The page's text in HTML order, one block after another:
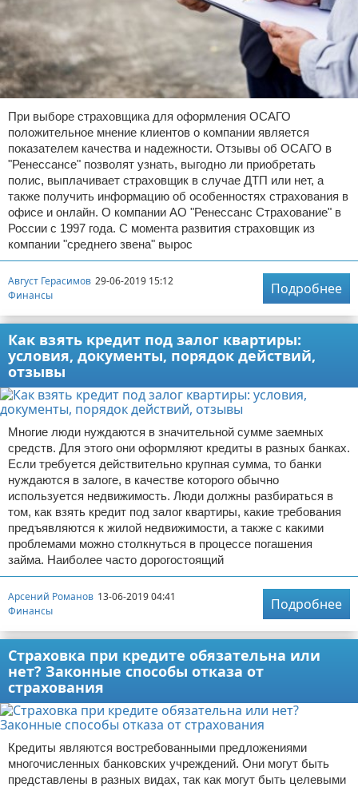
При выборе страховщика для оформления ОСАГО
положительное мнение клиентов о компании является
показателем качества и надежности. Отзывы об ОСАГО в
"Ренессансе" позволят узнать, выгодно ли приобретать
полис, выплачивает страховщик в случае ДТП или нет, а
также получить информацию об особенностях страхования в
офисе и онлайн. О компании АО "Ренессанс Страхование" в
России с 1997 года. С момента развития страховщик из
компании "среднего звена" вырос
Август Герасимов 29-06-2019 15:12
Финансы
Подробнее
Как взять кредит под залог квартиры:
условия, документы, порядок действий,
отзывы
Многие люди нуждаются в значительной сумме заемных
средств. Для этого они оформляют кредиты в разных банках.
Если требуется действительно крупная сумма, то банки
нуждаются в залоге, в качестве которого обычно
используется недвижимость. Люди должны разбираться в
том, как взять кредит под залог квартиры, какие требования
предъявляются к жилой недвижимости, а также с какими
проблемами можно столкнуться в процессе погашения
займа. Наиболее часто дорогостоящий
Арсений Романов 13-06-2019 04:41
Финансы
Подробнее
Страховка при кредите обязательна или
нет? Законные способы отказа от
страхования
Кредиты являются востребованными предложениями
многочисленных банковских учреждений. Они могут быть
представлены в разных видах, так как могут быть целевыми